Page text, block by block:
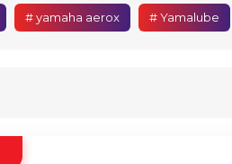
# yamaha aerox # Yamalube